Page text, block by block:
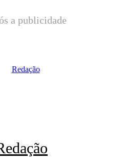
a publicidade